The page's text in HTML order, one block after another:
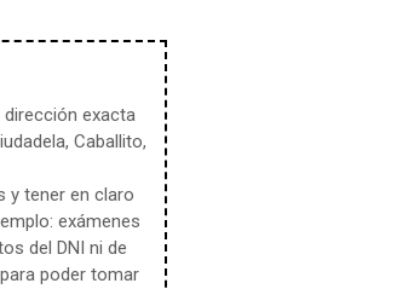
exacta
Caballito,
y tener en claro
exámenes
del DNI ni de
poder tomar